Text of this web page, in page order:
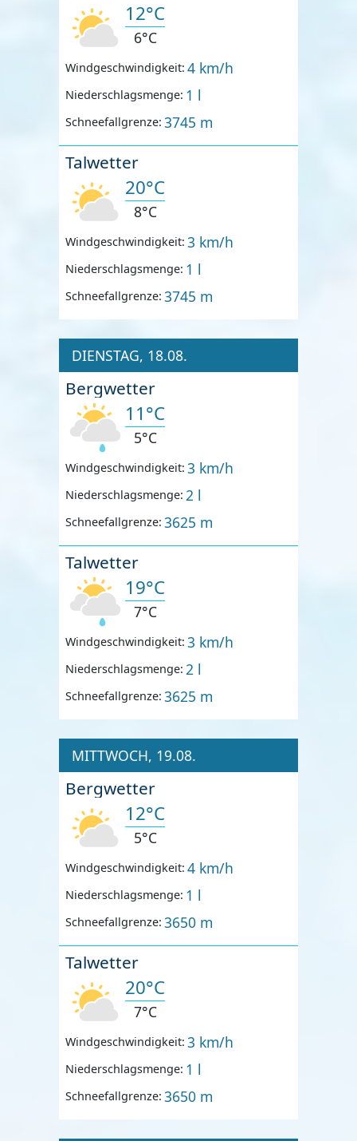
12°C
6°C
Windgeschwindigkeit: 4 km/h
Niederschlagsmenge: 1 l
Schneefallgrenze: 3745 m
Talwetter
20°C
8°C
Windgeschwindigkeit: 3 km/h
Niederschlagsmenge: 1 l
Schneefallgrenze: 3745 m
DIENSTAG, 18.08.
Bergwetter
11°C
5°C
Windgeschwindigkeit: 3 km/h
Niederschlagsmenge: 2 l
Schneefallgrenze: 3625 m
Talwetter
19°C
7°C
Windgeschwindigkeit: 3 km/h
Niederschlagsmenge: 2 l
Schneefallgrenze: 3625 m
MITTWOCH, 19.08.
Bergwetter
12°C
5°C
Windgeschwindigkeit: 4 km/h
Niederschlagsmenge: 1 l
Schneefallgrenze: 3650 m
Talwetter
20°C
7°C
Windgeschwindigkeit: 3 km/h
Niederschlagsmenge: 1 l
Schneefallgrenze: 3650 m